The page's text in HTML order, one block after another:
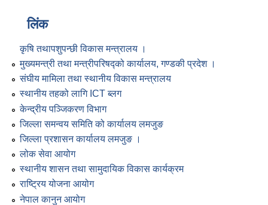
लिंक
कृषि तथापशुपन्छी विकास मन्त्रालय ।
मुख्यमन्त्री तथा मन्त्रीपरिषद्को कार्यालय, गण्डकी प्रदेश ।
संघीय मामिला तथा स्थानीय विकास मन्त्रालय
स्थानीय तहको लागि ICT ब्लग
केन्द्रीय पञ्जिकरण विभाग
जिल्ला समन्वय समिति को कार्यालय लमजुङ
जिल्ला प्रशासन कार्यालय लमजुङ ।
लोक सेवा आयोग
स्थानीय शासन तथा सामुदायिक विकास कार्यक्रम
राष्ट्रिय योजना आयोग
नेपाल कानुन आयोग